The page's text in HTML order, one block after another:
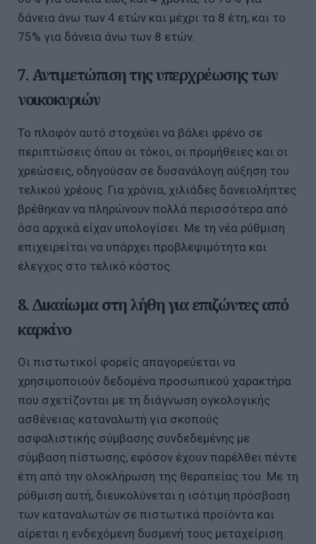
δάνεια άνω των 4 ετών και μέχρι τα 8 έτη, και το
75% για δάνεια άνω των 8 ετών.
7. Αντιμετώπιση της υπερχρέωσης των
νοικοκυριών
Το πλαφόν αυτό στοχεύει να βάλει φρένο σε
περιπτώσεις όπου οι τόκοι, οι προμήθειες και οι
χρεώσεις, οδηγούσαν σε δυσανάλογη αύξηση του
τελικού χρέους. Για χρόνια, χιλιάδες δανειολήπτες
βρέθηκαν να πληρώνουν πολλά περισσότερα από
όσα αρχικά είχαν υπολογίσει. Με τη νέα ρύθμιση
επιχειρείται να υπάρχει προβλεψιμότητα και
έλεγχος στο τελικό κόστος.
8. Δικαίωμα στη λήθη για επιζώντες από
καρκίνο
Οι πιστωτικοί φορείς απαγορεύεται να
χρησιμοποιούν δεδομένα προσωπικού χαρακτήρα
που σχετίζονται με τη διάγνωση ογκολογικής
ασθένειας καταναλωτή για σκοπούς
ασφαλιστικής σύμβασης συνδεδεμένης με
σύμβαση πίστωσης, εφόσον έχουν παρέλθει πέντε
έτη από την ολοκλήρωση της θεραπείας του. Με τη
ρύθμιση αυτή, διευκολύνεται η ισότιμη πρόσβαση
των καταναλωτών σε πιστωτικά προϊόντα και
αίρεται η ενδεχόμενη δυσμενή τους μεταχείριση.